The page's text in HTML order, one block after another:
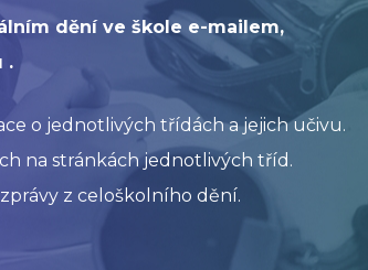
dění ve škole e-mailem,
.
o jednotlivých třídách a jejich učivu.
na stránkách jednotlivých tříd.
z celoškolního dění.